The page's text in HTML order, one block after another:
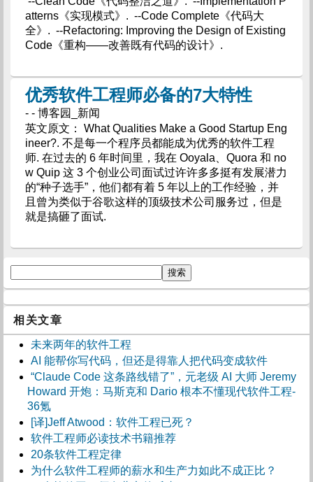
atterns《实现模式》. --Code Complete《代码大
全》. --Refactoring: Improving the Design of Existing
Code《重构——改善既有代码的设计》.
优秀软件工程师必备的7大特性
- - 博客园_新闻
英文原文： What Qualities Make a Good Startup Eng
ineer?. 不是每一个程序员都能成为优秀的软件工程
师. 在过去的 6 年时间里，我在 Ooyala、Quora 和 no
w Quip 这 3 个创业公司面试过许许多多挺有发展潜力
的“种子选手”，他们都有着 5 年以上的工作经验，并
且曾为类似于谷歌这样的顶级技术公司服务过，但是
就是搞砸了面试.
相关文章
未来两年的软件工程
AI 能帮你写代码，但还是得靠人把代码变成软件
“Claude Code 这条路线错了”，元老级 AI 大师 Jeremy
Howard 开炮：马斯克和 Dario 根本不懂现代软件工程-
36氪
[译]Jeff Atwood：软件工程已死？
软件工程师必读技术书籍推荐
20条软件工程定律
为什么软件工程师的薪水和生产力如此不成正比？